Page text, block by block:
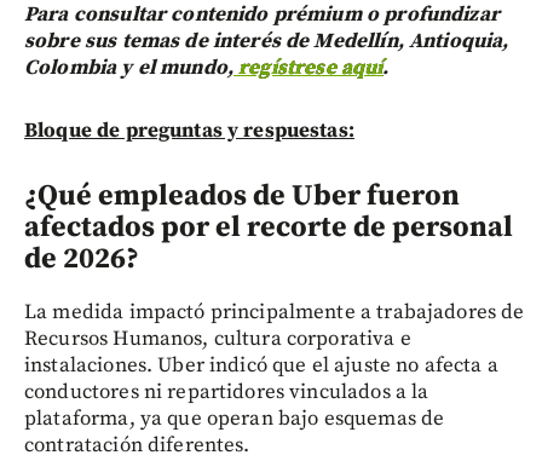
Para consultar contenido prémium o profundizar
sobre sus temas de interés de Medellín, Antioquia,
Colombia y el mundo,regístrese aquí.
Bloque de preguntas y respuestas:
¿Qué empleados de Uber fueron
afectados por el recorte de personal
de 2026?
La medida impactó principalmente a trabajadores de
Recursos Humanos, cultura corporativa e
instalaciones. Uber indicó que el ajuste no afecta a
conductores ni repartidores vinculados a la
plataforma, ya que operan bajo esquemas de
contratación diferentes.